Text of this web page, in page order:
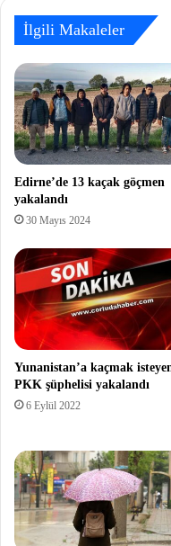
İlgili Makaleler
Edirne’de 13 kaçak göçmen
yakalandı
30 Mayıs 2024
Yunanistan’a kaçmak
PKK şüphelisi yakalandı
6 Eylül 2022